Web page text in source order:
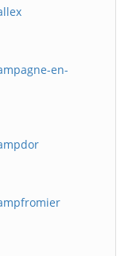
en-